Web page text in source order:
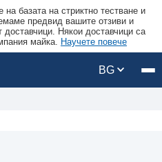
базата на стриктно тестване и
предвид вашите отзиви и
доставчици. Някои доставчици са
майка. Научете повече
BG